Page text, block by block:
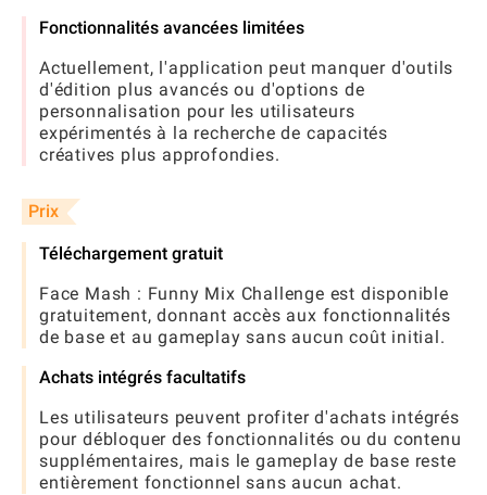
Fonctionnalités avancées limitées
Actuellement, l'application peut manquer d'outils
d'édition plus avancés ou d'options de
personnalisation pour les utilisateurs
expérimentés à la recherche de capacités
créatives plus approfondies.
Prix
Téléchargement gratuit
Face Mash : Funny Mix Challenge est disponible
gratuitement, donnant accès aux fonctionnalités
de base et au gameplay sans aucun coût initial.
Achats intégrés facultatifs
Les utilisateurs peuvent profiter d'achats intégrés
pour débloquer des fonctionnalités ou du contenu
supplémentaires, mais le gameplay de base reste
entièrement fonctionnel sans aucun achat.